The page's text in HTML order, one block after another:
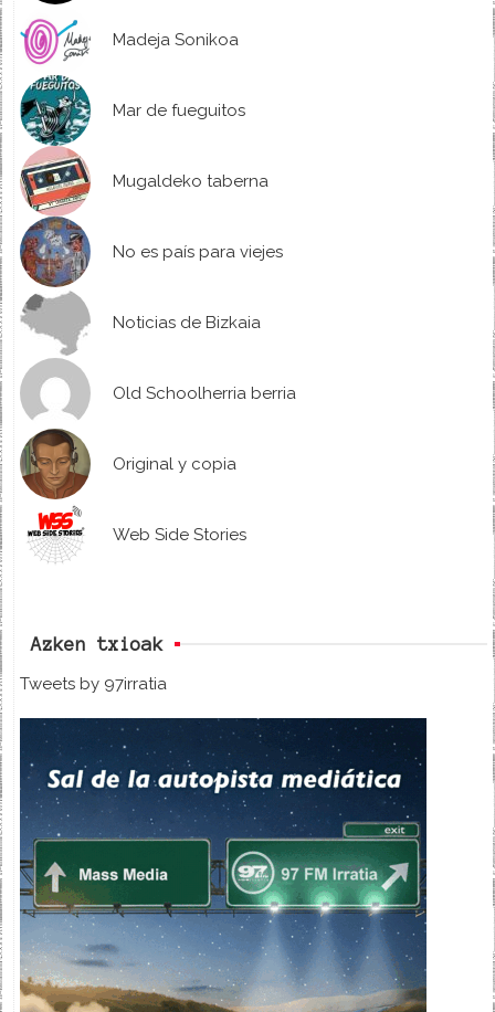
Madeja Sonikoa
Mar de fueguitos
Mugaldeko taberna
No es país para viejes
Noticias de Bizkaia
Old Schoolherria berria
Original y copia
Web Side Stories
Azken txioak
Tweets by 97irratia